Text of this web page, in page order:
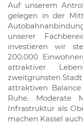
Auf unserem
gelegen in der
unserer
investieren wir
200.000
attraktiver
zweitgrünsten
attraktiven
Ruhe. Moderate
Infrastruktur als
machen Kassel